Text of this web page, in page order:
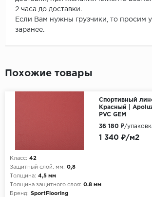
2 часа до доставки.
Если Вам нужны грузчики, то просим
заранее.
Похожие товары
Спортивный
Красный |
PVC GEM
Класс: 42
Защитный слой, мм: 0,8
Толщина: 4,5 мм
Толщина защитного слоя: 0.8 мм
Бренд: SportFlooring
1 340 ₽/м2
36 180 ₽/